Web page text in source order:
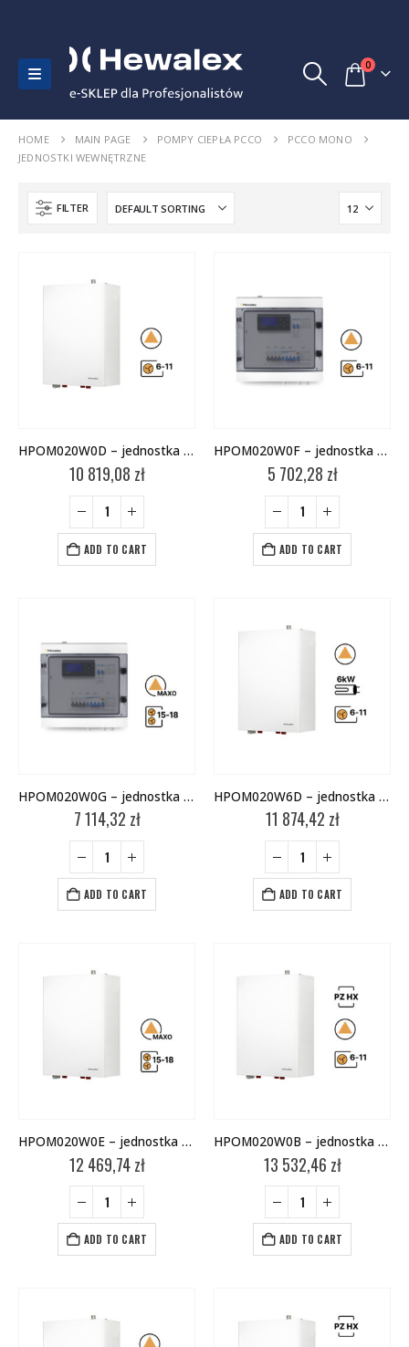
0
HOME MAIN PAGE POMPY CIEPŁA PCCO
PCCO MONO
JEDNOSTKI WEWNĘTRZNE
FILTER
HPOM020W0D – jednostka wewnętrzna
10 819,08 zł
ADD TO CART
HPOM020W0F – jednostka wewnętrzna
5 702,28 zł
ADD TO CART
HPOM020W0G – jednostka wewnętrzna
7 114,32 zł
ADD TO CART
HPOM020W6D – jednostka wewnętrzna
11 874,42 zł
ADD TO CART
HPOM020W0E – jednostka wewnętrzna
12 469,74zł
ADD TO CART
HPOM020W0B – jednostka wewnętrzna
13 532,46 zł
ADD TO CART